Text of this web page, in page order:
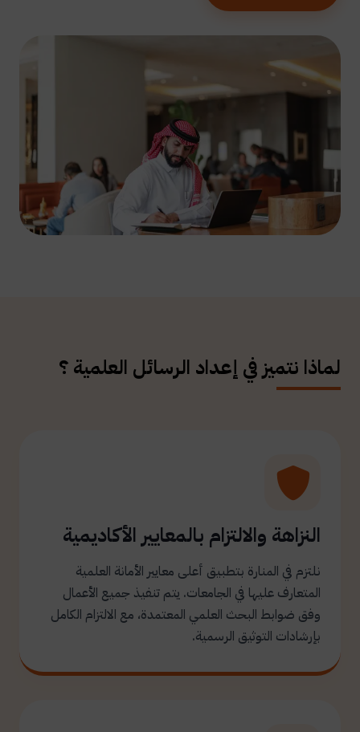
لماذا نتميز في إعداد الرسائل العلمية ؟
النزاهة والالتزام بالمعايير الأكاديمية
نلتزم في المنارة بتطبيق أعلى معايير الأمانة العلمية
المتعارف عليها في الجامعات. يتم تنفيذ جميع الأعمال
وفق ضوابط البحث العلمي المعتمدة، مع الالتزام الكامل
بإرشادات التوثيق الرسمية.